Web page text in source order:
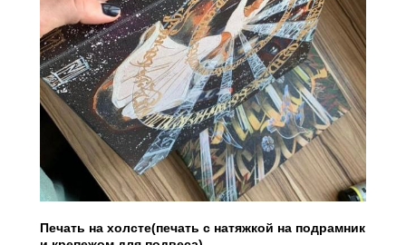
Печать на холсте(печать с натяжкой на подрамник